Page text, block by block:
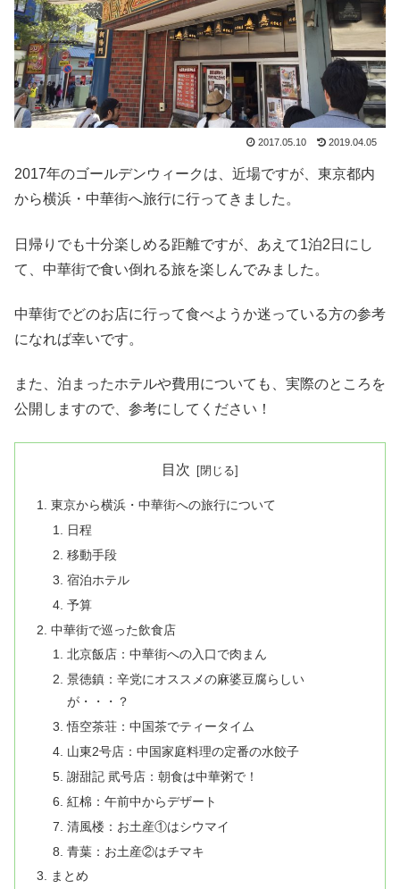
2017.05.10 2019.04.05
2017年のゴールデンウィークは、近場ですが、東京都内
から横浜・中華街へ旅行に行ってきました。
日帰りでも十分楽しめる距離ですが、あえて1泊2日にし
て、中華街で食い倒れる旅を楽しんでみました。
中華街でどのお店に行って食べようか迷っている方の参考
になれば幸いです。
また、泊まったホテルや費用についても、実際のところを
公開しますので、参考にしてください！
目次
東京から横浜・中華街への旅行について
日程
移動手段
宿泊ホテル
予算
中華街で巡った飲食店
北京飯店：中華街への入口で肉まん
景徳鎮：辛党にオススメの麻婆豆腐らしい
が・・・？
悟空茶荘：中国茶でティータイム
山東2号店：中国家庭料理の定番の水餃子
謝甜記 貮号店：朝食は中華粥で！
紅棉：午前中からデザート
清風楼：お土産①はシウマイ
青葉：お土産②はチマキ
まとめ